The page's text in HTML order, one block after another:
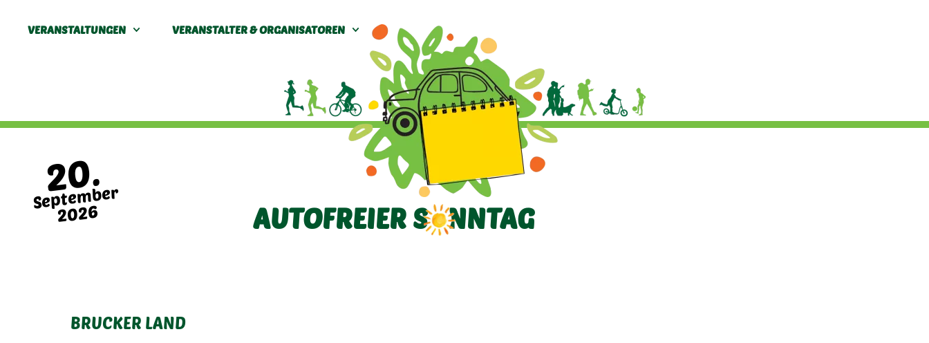
20.
September
2026 AUTOFREIER SONNTAG
VERANSTALTUNGEN VERANSTALTER & ORGANISATOREN
BRUCKER LAND